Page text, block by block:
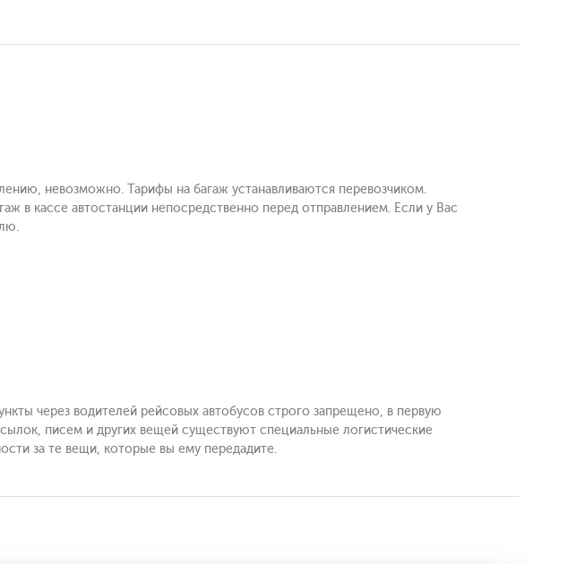
невозможно. Тарифы на багаж устанавливаются перевозчиком.
в кассе автостанции непосредственно перед отправлением. Если у Вас
через водителей рейсовых автобусов строго запрещено, в первую
писем и других вещей существуют специальные логистические
за те вещи, которые вы ему передадите.